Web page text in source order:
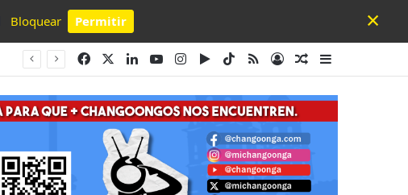
Bloquear Permitir
Powered by SendPulse
×
FacebookLinkedInYouTubeInstagram
Google Play
TikTok
RSS AccesoPublicación al